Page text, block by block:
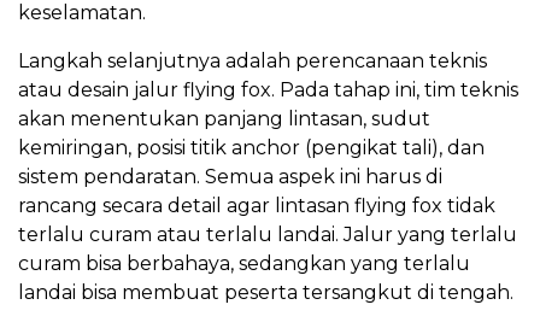
keselamatan.
Langkah selanjutnya adalah perencanaan teknis
atau desain jalur flying fox. Pada tahap ini, tim teknis
akan menentukan panjang lintasan, sudut
kemiringan, posisi titik anchor (pengikat tali), dan
sistem pendaratan. Semua aspek ini harus di
rancang secara detail agar lintasan flying fox tidak
terlalu curam atau terlalu landai. Jalur yang terlalu
curam bisa berbahaya, sedangkan yang terlalu
landai bisa membuat peserta tersangkut di tengah.